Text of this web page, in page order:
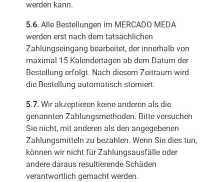
werden kann.
5.6. Alle Bestellungen im MERCADO MEDA
werden erst nach dem tatsächlichen
Zahlungseingang bearbeitet, der innerhalb von
maximal 15 Kalendertagen ab dem Datum der
Bestellung erfolgt. Nach diesem Zeitraum wird
die Bestellung automatisch storniert.
5.7. Wir akzeptieren keine anderen als die
genannten Zahlungsmethoden. Bitte versuchen
Sie nicht, mit anderen als den angegebenen
Zahlungsmitteln zu bezahlen. Wenn Sie dies tun,
können wir nicht für Zahlungsausfälle oder
andere daraus resultierende Schäden
verantwortlich gemacht werden.